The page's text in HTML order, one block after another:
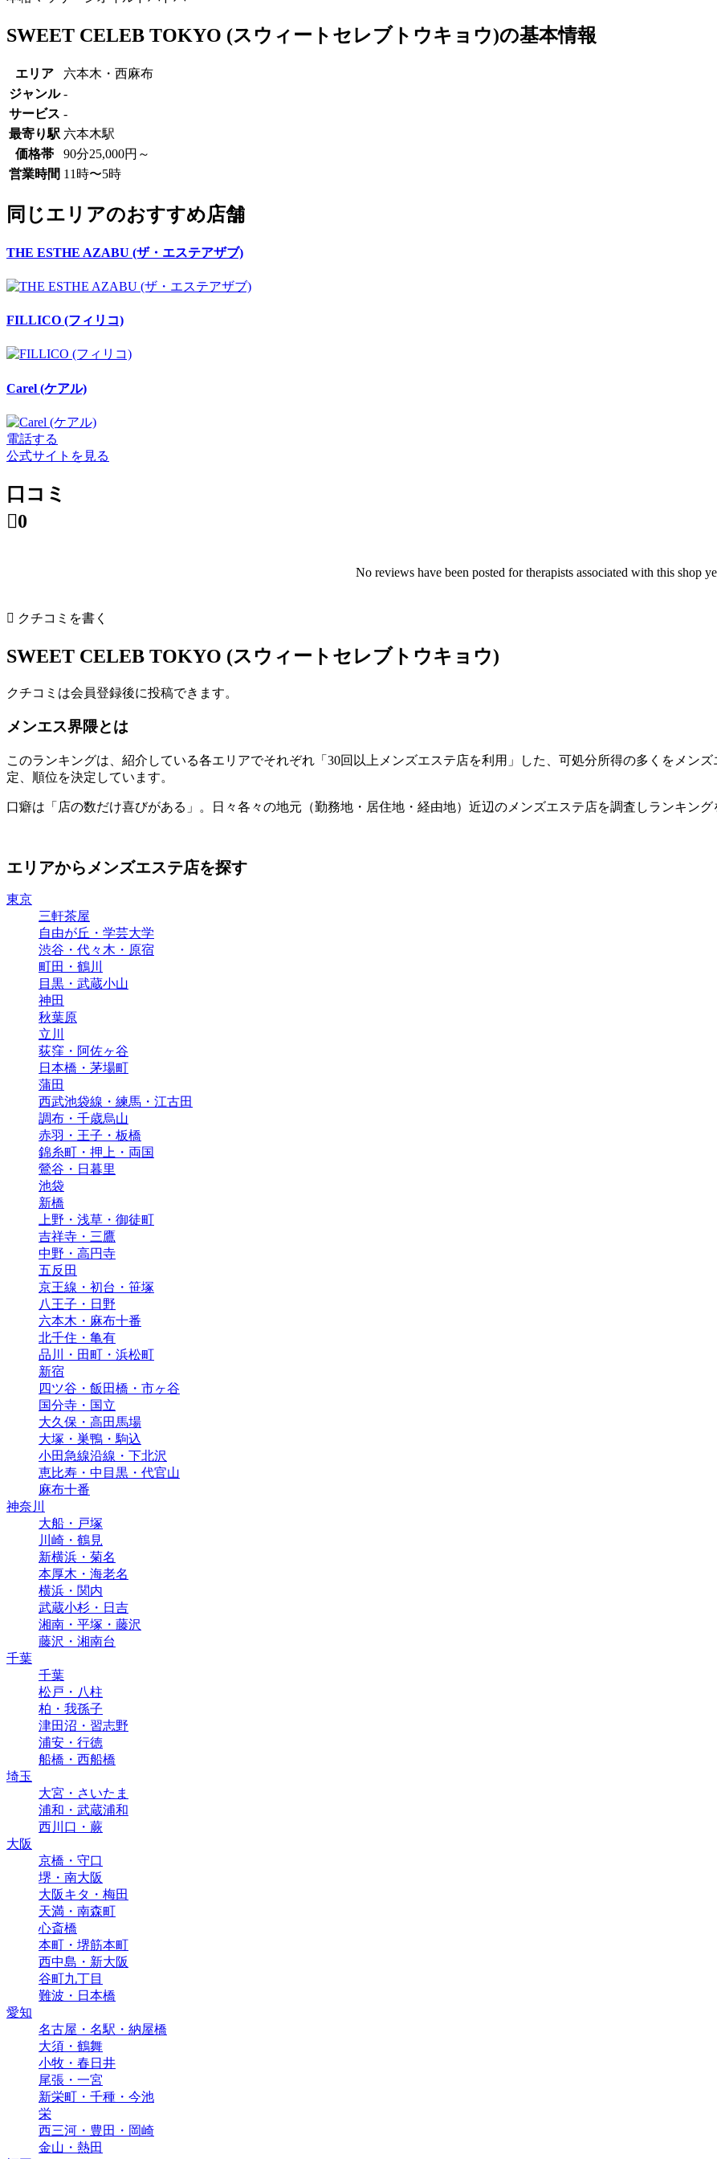
SWEET CELEB TOKYO (スウィートセレブトウキョウ)の基本情報
エリア
六本木・西麻布
ジャンル -
サービス -
最寄り駅 六本木駅
価格帯
90分25,000円～
営業時間 11時〜5時
同じエリアのおすすめ店舗
THE ESTHE AZABU (ザ・エステアザブ)
FILLICO (フィリコ)
Carel (ケアル)
電話する
公式サイトを見る
口コミ
0
No reviews have been posted for therapists associated with this shop
 クチコミを書く
SWEET CELEB TOKYO (スウィートセレブトウキョウ)
クチコミは会員登録後に投稿できます。
メンエス界隈とは
このランキングは、紹介している各エリアでそれぞれ「30回以上メンズエステ店を利用」した、可処分所得の多くをメン
定、順位を決定しています。
口癖は「店の数だけ喜びがある」。日々各々の地元（勤務地・居住地・経由地）近辺のメンズエステ店を調査しランキング
エリアからメンズエステ店を探す
東京
三軒茶屋
自由が丘・学芸大学
渋谷・代々木・原宿
町田・鶴川
目黒・武蔵小山
神田
秋葉原
立川
荻窪・阿佐ヶ谷
日本橋・茅場町
蒲田
西武池袋線・練馬・江古田
調布・千歳烏山
赤羽・王子・板橋
錦糸町・押上・両国
鶯谷・日暮里
池袋
新橋
上野・浅草・御徒町
吉祥寺・三鷹
中野・高円寺
五反田
京王線・初台・笹塚
八王子・日野
六本木・麻布十番
北千住・亀有
品川・田町・浜松町
新宿
四ツ谷・飯田橋・市ヶ谷
国分寺・国立
大久保・高田馬場
大塚・巣鴨・駒込
小田急線沿線・下北沢
恵比寿・中目黒・代官山
麻布十番
神奈川
大船・戸塚
川崎・鶴見
新横浜・菊名
本厚木・海老名
横浜・関内
武蔵小杉・日吉
湘南・平塚・藤沢
藤沢・湘南台
千葉
千葉
松戸・八柱
柏・我孫子
津田沼・習志野
浦安・行徳
船橋・西船橋
埼玉
大宮・さいたま
浦和・武蔵浦和
西川口・蕨
大阪
京橋・守口
堺・南大阪
大阪キタ・梅田
天満・南森町
心斎橋
本町・堺筋本町
西中島・新大阪
谷町九丁目
難波・日本橋
愛知
名古屋・名駅・納屋橋
大須・鶴舞
小牧・春日井
尾張・一宮
新栄町・千種・今池
栄
西三河・豊田・岡崎
金山・熱田